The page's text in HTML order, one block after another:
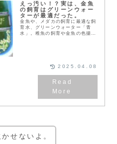
えっ汚い！？実は、金魚
の飼育はグリーンウォー
ターが最適だった。
金魚や、メダカの飼育に最適な飼
育水、グリーンウォーター「青
水」。稚魚の飼育や金魚の色揚げ
2025.04.08
せないよ。